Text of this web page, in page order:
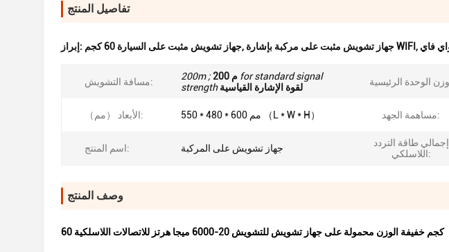
تفاصيل المنتج
إبراز: جهاز تشويش مثبت على السيارة 60 كجم, جهاز تشويش مثبت على مركبة بإشارة WIFI ,
مسافة التشويش: 200m ; 200 م for standard signal
strength لقوة الإشارة القياسية
الأبعاد （مم）: 550 * 480 * 600 مم （L * W * H） مساهمة الجهد:
اسم المنتج: جهاز تشويش على المركبة
إجمالي طاقة التردد
اللاسلكي:
وصف المنتج
60 كجم خفيفة الوزن محمولة على جهاز تشويش للتشويش 20-6000 ميجا هرتز للاتصالات اللاسلكية